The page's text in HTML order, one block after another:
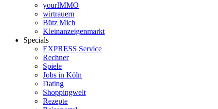
yourIMMO
wirtrauern
Bütz Mich
Kleinanzeigenmarkt
Specials
EXPRESS Service
Rechner
Spiele
Jobs in Köln
Dating
Shoppingwelt
Rezepte